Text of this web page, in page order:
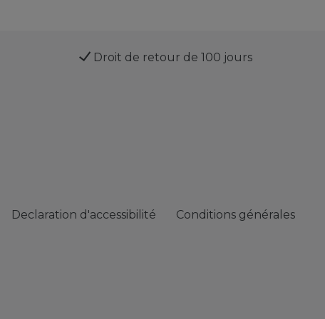
Droit de retour de 100 jours
Declaration d'accessibilité
Conditions générales